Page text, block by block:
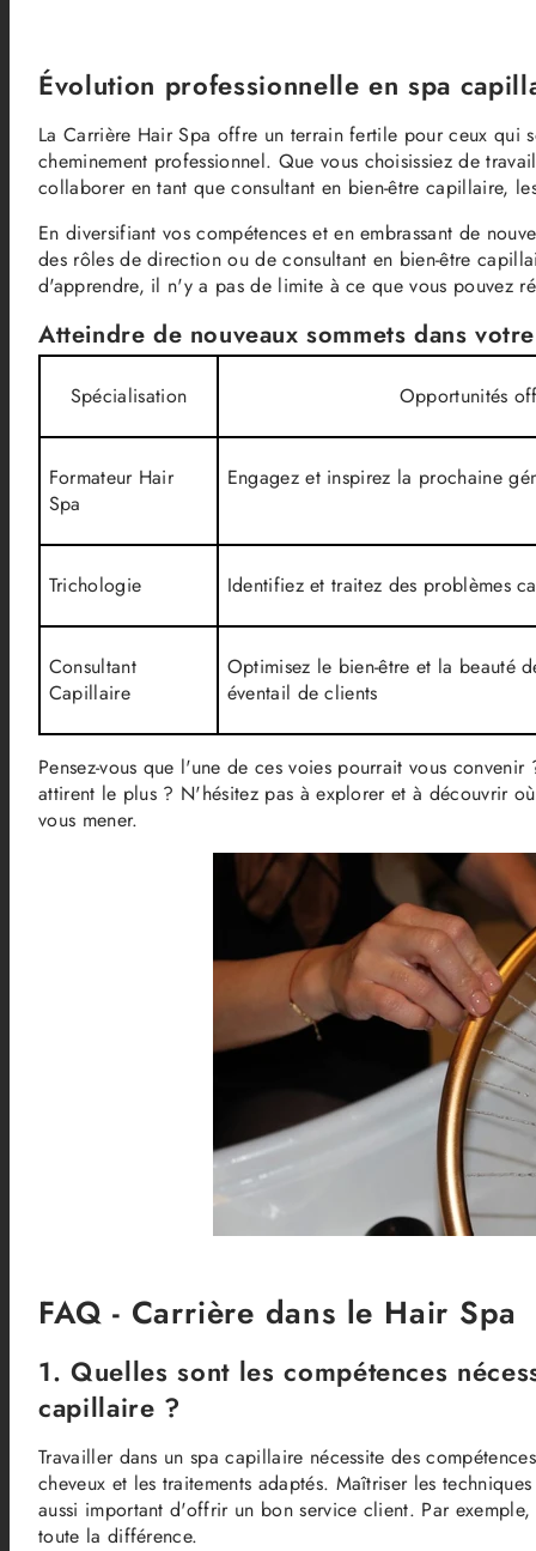
Évolution professionnelle en spa
La Carrière Hair Spa offre un terrain fertile pour ceux qui
cheminement professionnel. Que vous choisissiez de
collaborer en tant que consultant en bien-être capillaire,
En diversifiant vos compétences et en embrassant de
des rôles de direction ou de consultant en bien-être
d'apprendre, il n'y a pas de limite à ce que vous pouvez
Atteindre de nouveaux sommets dans
Spécialisation Opportunités
Formateur Hair
Spa
Engagez et inspirez la prochaine
Trichologie Identifiez et traitez des problèmes
Consultant
Capillaire
Optimisez le bien-être et la beauté
éventail de clients
Pensez-vous que l'une de ces voies pourrait vous
attirent le plus ? N'hésitez pas à explorer et à découvrir
vous mener.
FAQ - Carrière dans le Hair Spa
1. Quelles sont les compétences
capillaire ?
Travailler dans un spa capillaire nécessite des
cheveux et les traitements adaptés. Maîtriser les
aussi important d'offrir un bon service client. Par
toute la différence.